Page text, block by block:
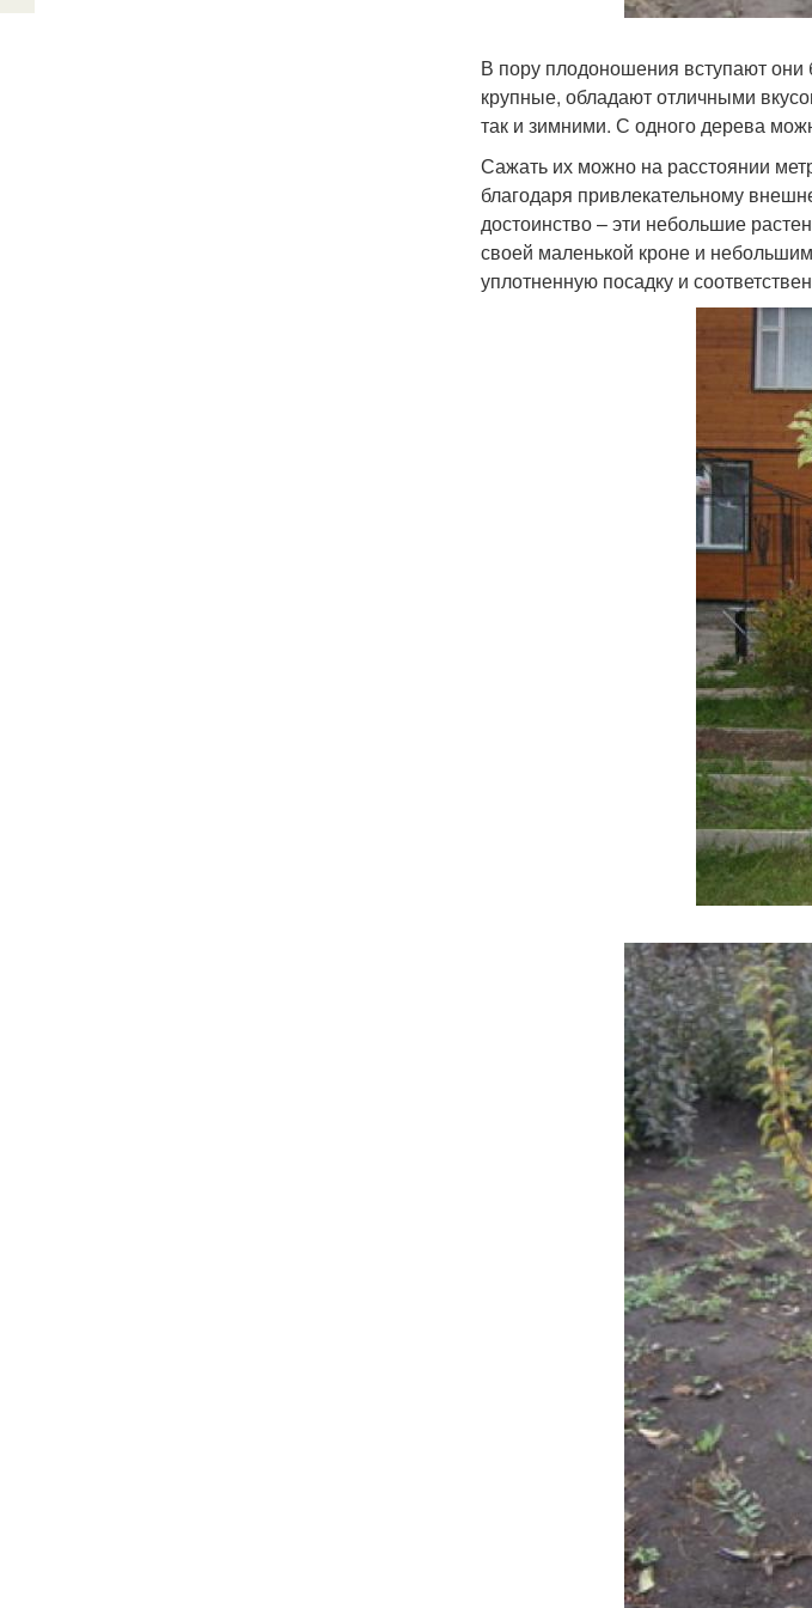
В пору плодоношения вступают они
крупные, обладают отличными
так и зимними. С одного дерева
Сажать их можно на расстоянии
благодаря привлекательному
достоинство – эти небольшие
своей маленькой кроне и
уплотненную посадку и